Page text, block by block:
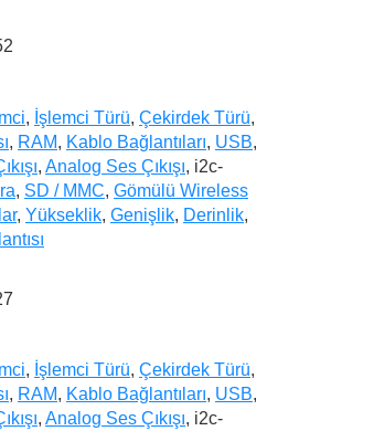
, İşlemci Türü, Çekirdek Türü,
, RAM, Kablo Bağlantıları, USB,
, Analog Ses Çıkışı, i2c-
, SD / MMC, Gömülü Wireless
, Yükseklik, Genişlik, Derinlik,
, İşlemci Türü, Çekirdek Türü,
, RAM, Kablo Bağlantıları, USB,
, Analog Ses Çıkışı, i2c-